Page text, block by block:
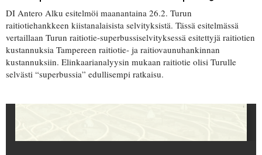
DI Antero Alku esitelmöi maanantaina 26.2. Turun
raitiotiehankkeen kiistanalaisista selvityksistä. Tässä esitelmässä
vertaillaan Turun raitiotie-superbussiselvityksessä esitettyjä raitiotien
kustannuksia Tampereen raitiotie- ja raitiovaunuhankinnan
kustannuksiin. Elinkaarianalyysin mukaan raitiotie olisi Turulle
selvästi “superbussia” edullisempi ratkaisu.